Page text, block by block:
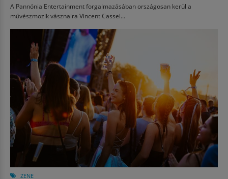
A Pannónia Entertainment forgalmazásában országosan kerül a
művészmozik vásznaira Vincent Cassel...
ZENE